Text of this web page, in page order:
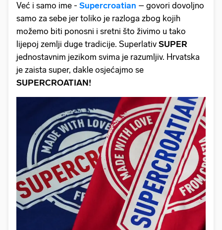
Već i samo ime - Supercroatian – govori dovoljno
samo za sebe jer toliko je razloga zbog kojih
možemo biti ponosni i sretni što živimo u tako
lijepoj zemlji duge tradicije. Superlativ SUPER
jednostavnim jezikom svima je razumljiv. Hrvatska
je zaista super, dakle osjećajmo se
SUPERCROATIAN!